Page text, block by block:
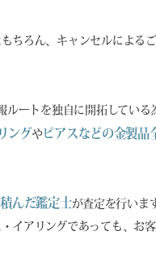
ちろん、キャンセルによる
ートを独自に開拓している
ングやピアスなどの金製品
んだ鑑定士が査定を行いま
イアリングであっても、お